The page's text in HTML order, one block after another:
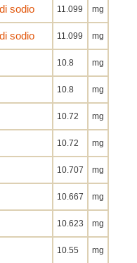
sodio 11.099 mg
sodio 11.099 mg
10.8 mg
10.8 mg
10.72 mg
10.72 mg
10.707 mg
10.667 mg
10.623 mg
10.55 mg